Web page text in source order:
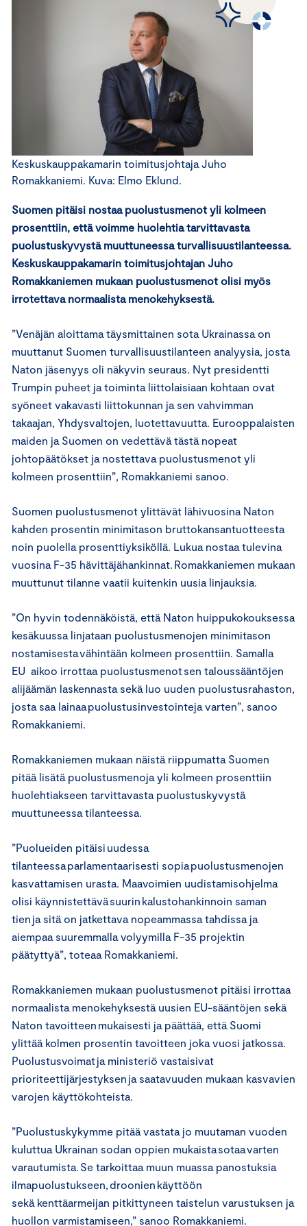
Keskuskauppakamarin toimitusjohtaja Juho
Romakkaniemi. Kuva: Elmo Eklund.
Suomen pitäisi nostaa puolustusmenot yli kolmeen
prosenttiin, että voimme huolehtia tarvittavasta
puolustuskyvystä muuttuneessa turvallisuustilanteessa.
Keskuskauppakamarin toimitusjohtajan Juho
Romakkaniemen mukaan puolustusmenot olisi myös
irrotettava normaalista menokehyksestä.
”Venäjän aloittama täysmittainen sota Ukrainassa on
muuttanut Suomen turvallisuustilanteen analyysia, josta
Naton jäsenyys oli näkyvin seuraus. Nyt presidentti
Trumpin puheet ja toiminta liittolaisiaan kohtaan ovat
syöneet vakavasti liittokunnan ja sen vahvimman
takaajan, Yhdysvaltojen, luotettavuutta. Eurooppalaisten
maiden ja Suomen on vedettävä tästä nopeat
johtopäätökset ja nostettava puolustusmenot yli
kolmeen prosenttiin”, Romakkaniemi sanoo.
Suomen puolustusmenot ylittävät lähivuosina Naton
kahden prosentin minimitason bruttokansantuotteesta
noin puolella prosenttiyksiköllä. Lukua nostaa tulevina
vuosina F-35 hävittäjähankinnat. Romakkaniemen mukaan
muuttunut tilanne vaatii kuitenkin uusia linjauksia.
”On hyvin todennäköistä, että Naton huippukokouksessa
kesäkuussa linjataan puolustusmenojen minimitason
nostamisesta vähintään kolmeen prosenttiin. Samalla
EU aikoo irrottaa puolustusmenot sen taloussääntöjen
alijäämän laskennasta sekä luo uuden puolustusrahaston,
josta saa lainaa puolustusinvestointeja varten”, sanoo
Romakkaniemi.
Romakkaniemen mukaan näistä riippumatta Suomen
pitää lisätä puolustusmenoja yli kolmeen prosenttiin
huolehtiakseen tarvittavasta puolustuskyvystä
muuttuneessa tilanteessa.
”Puolueiden pitäisi uudessa
tilanteessa parlamentaarisesti sopia puolustusmenojen
kasvattamisen urasta. Maavoimien uudistamisohjelma
olisi käynnistettävä suurin kalustohankinnoin saman
tien ja sitä on jatkettava nopeammassa tahdissa ja
aiempaa suuremmalla volyymilla F-35 projektin
päätyttyä”, toteaa Romakkaniemi.
Romakkaniemen mukaan puolustusmenot pitäisi irrottaa
normaalista menokehyksestä uusien EU-sääntöjen sekä
Naton tavoitteen mukaisesti ja päättää, että Suomi
ylittää kolmen prosentin tavoitteen joka vuosi jatkossa.
Puolustusvoimat ja ministeriö vastaisivat
prioriteettijärjestyksen ja saatavuuden mukaan kasvavien
varojen käyttökohteista.
”Puolustuskykymme pitää vastata jo muutaman vuoden
kuluttua Ukrainan sodan oppien mukaista sotaa varten
varautumista. Se tarkoittaa muun muassa panostuksia
ilmapuolustukseen, droonien käyttöön
sekä kenttäarmeijan pitkittyneen taistelun varustuksen ja
huollon varmistamiseen,” sanoo Romakkaniemi.